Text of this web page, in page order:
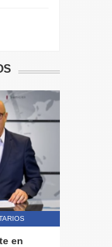
en